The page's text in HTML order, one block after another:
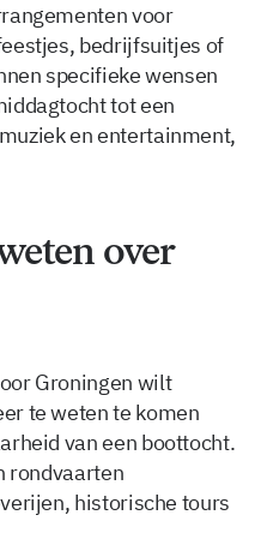
voor
bedrijfsuitjes of
specifieke wensen
tot een
en entertainment,
over
Groningen wilt
te weten te komen
van een boottocht.
rondvaarten
historische tours